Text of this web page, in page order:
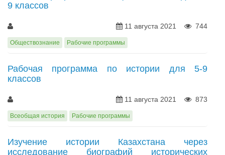
9 классов
11 августа 2021 744
Обществознание Рабочие программы
Рабочая программа по истории для 5-9
классов
11 августа 2021 873
Всеобщая история Рабочие программы
Изучение истории Казахстана через
исследование биографий исторических